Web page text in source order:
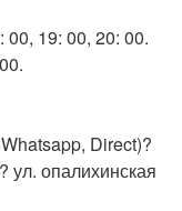
00, 19: 00, 20: 00.
Direct)?
опалихинская